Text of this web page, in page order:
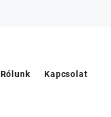
Rólunk Kapcsolat